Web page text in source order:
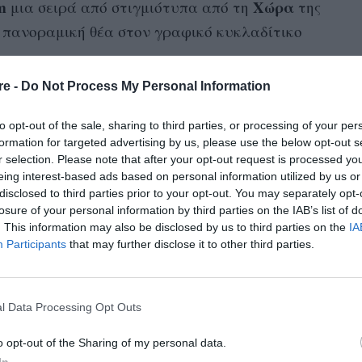
- Do Not Process My Personal Information
opt-out of the sale, sharing to third parties, or processing of your
for targeted advertising by us, please use the below opt-out
selection. Please note that after your opt-out request is processed
interest-based ads based on personal information utilized by us
to third parties prior to your opt-out. You may separately
of your personal information by third parties on the IAB’s list of
This information may also be disclosed by us to third parties on the
Participants that may further disclose it to other third parties.
Data Processing Opt Outs
opt-out of the Sharing of my personal data.
μια σειρά από στιγμιότυπα από τη Χώρατης
θέα στον γραφικό κυκλαδίτικο
φόρεσεκόκκινο μαγιόσε συνδυασμό με το
μεταμορφώνεται ευχαρίστως σε
επίσης σε κόκκινο και λευκό. Η
είναι η μεγάλη τσέπη, που λειτουργεί
στοιχείο στο item.
να φορεθεί πάνω από το μαγιό, αντί για
βόλτες στο νησί, όταν η θερμοκρασία
και μίνι καλοκαιρινό φόρεμα.
Κοντοβά: